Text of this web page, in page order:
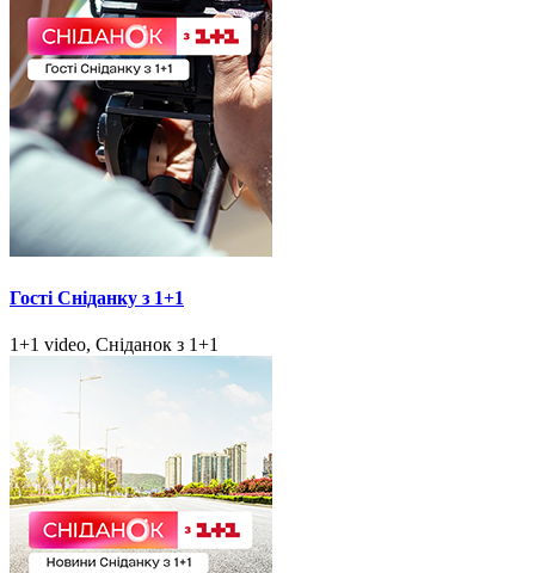
Гості Сніданку з 1+1
1+1 video, Сніданок з 1+1